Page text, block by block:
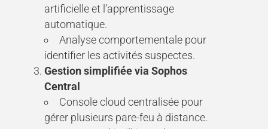
artificielle et l’apprentissage
automatique.
Analyse comportementale pour
identifier les activités suspectes.
Gestion simplifiée via Sophos
Central
Console cloud centralisée pour
gérer plusieurs pare-feu à distance.